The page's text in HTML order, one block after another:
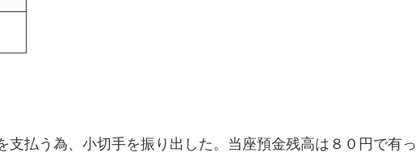
払う為、小切手を振り出した。当座預金残高は８０円で有っ